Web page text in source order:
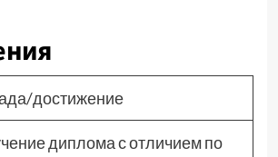
достижение
диплома с отличием по